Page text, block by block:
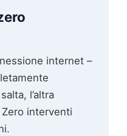
internet –
l’altra
interventi